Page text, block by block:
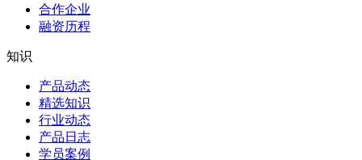
合作企业
融资历程
知识
产品动态
精选知识
行业动态
产品日志
学员案例